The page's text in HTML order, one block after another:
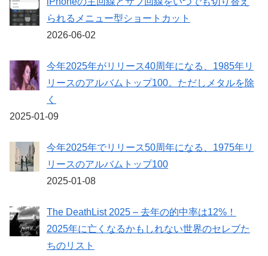
られるメニュー型ショートカット
2026-06-02
今年2025年がリリース40周年になる、1985年リ
リースのアルバムトップ100。ただしメタルを除
く
2025-01-09
今年2025年でリリース50周年になる、1975年リ
リースのアルバムトップ100
2025-01-08
The DeathList 2025 – 去年の的中率は12%！
2025年に亡くなるかもしれない世界のセレブた
ちのリスト